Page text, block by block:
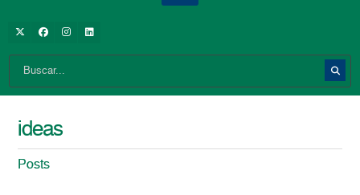
ideas
Posts